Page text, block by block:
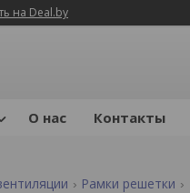
на Deal.by
О нас Контакты
Рамки решетки